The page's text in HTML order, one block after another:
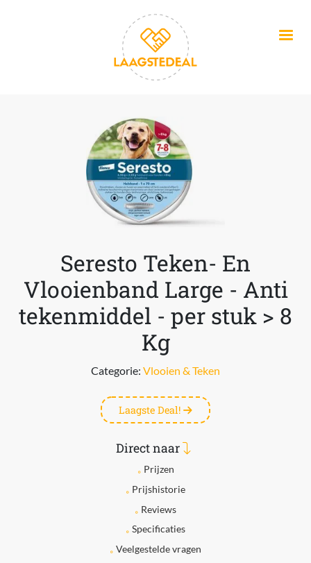
Seresto Teken- En
Vlooienband Large - Anti
tekenmiddel - per stuk > 8
Kg
Categorie: Vlooien & Teken
Laagste Deal!
Direct naar
Prijzen
Prijshistorie
Reviews
Specificaties
Veelgestelde vragen